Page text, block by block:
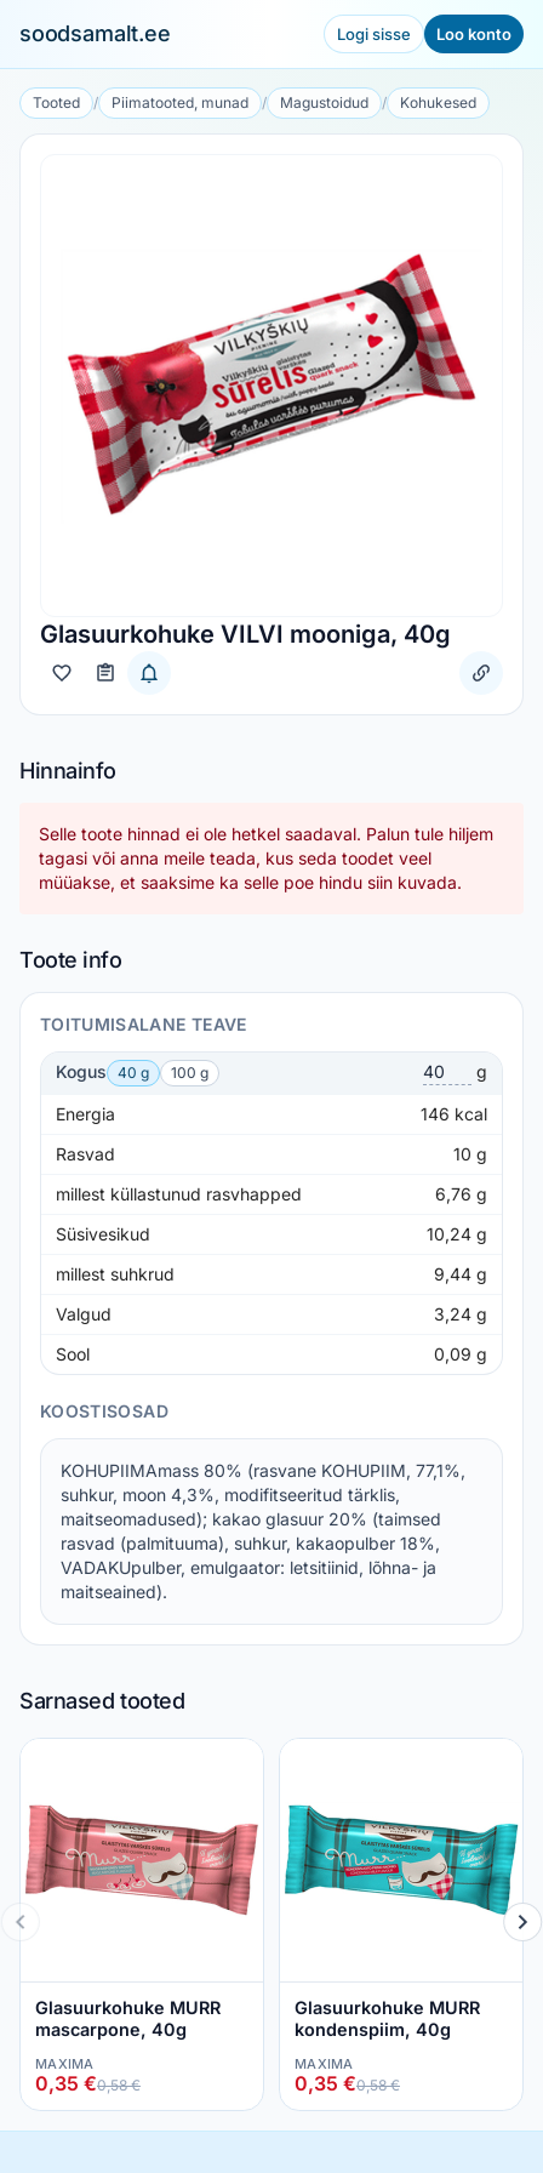
soodsamalt.ee Logi sisse Loo konto
Tooted / Piimatooted, munad / Magustoidud / Kohukesed
Glasuurkohuke VILVI mooniga, 40g
Hinnainfo
Selle toote hinnad ei ole hetkel saadaval. Palun tule hiljem
tagasi või anna meile teada, kus seda toodet veel
müüakse, et saaksime ka selle poe hindu siin kuvada.
Toote info
TOITUMISALANE TEAVE
Kogus 40 g 100 g g
Energia 146 kcal
Rasvad
10 g
millest küllastunud rasvhapped
6,76 g
Süsivesikud
10,24 g
millest suhkrud
9,44 g
Valgud
3,24 g
Sool
0,09 g
KOOSTISOSAD
KOHUPIIMAmass 80% (rasvane KOHUPIIM, 77,1%,
suhkur, moon 4,3%, modifitseeritud tärklis,
maitseomadused); kakao glasuur 20% (taimsed
rasvad (palmituuma), suhkur, kakaopulber 18%,
VADAKUpulber, emulgaator: letsitiinid, lõhna- ja
maitseained).
Sarnased tooted
Glasuurkohuke MURR
mascarpone, 40g
MAXIMA
0,35 €0,58 €
Glasuurkohuke MURR
kondenspiim, 40g
MAXIMA
0,35 €0,58 €